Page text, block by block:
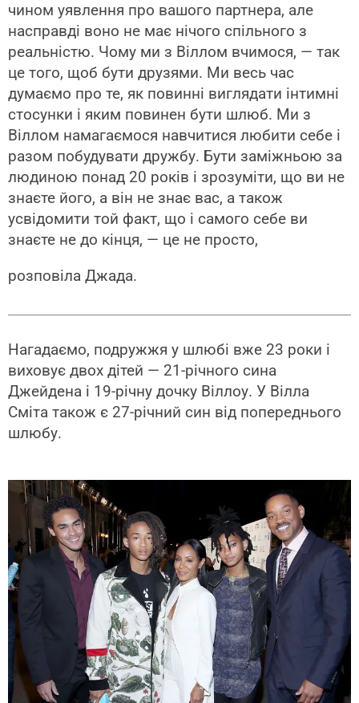
чином уявлення про вашого партнера, але
насправді воно не має нічого спільного з
реальністю. Чому ми з Віллом вчимося, — так
це того, щоб бути друзями. Ми весь час
думаємо про те, як повинні виглядати інтимні
стосунки і яким повинен бути шлюб. Ми з
Віллом намагаємося навчитися любити себе і
разом побудувати дружбу. Бути заміжньою за
людиною понад 20 років і зрозуміти, що ви не
знаєте його, а він не знає вас, а також
усвідомити той факт, що і самого себе ви
знаєте не до кінця, — це не просто,
розповіла Джада.
Нагадаємо, подружжя у шлюбі вже 23 роки і
виховує двох дітей — 21-річного сина
Джейдена і 19-річну дочку Віллоу. У Вілла
Сміта також є 27-річний син від попереднього
шлюбу.